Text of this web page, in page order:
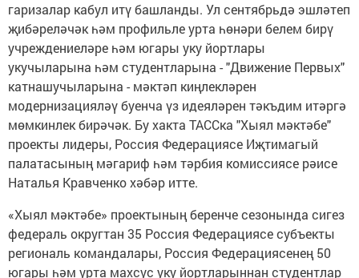
гаризалар кабул итү башланды. Ул сентябрьдә эшләтеп
җибәреләчәк һәм профильле урта һөнәри белем бирү
учреждениеләре һәм югары уку йортлары
укучыларына һәм студентларына - "Движение Первых"
катнашучыларына - мәктәп киңлекләрен
модернизацияләү буенча үз идеяләрен тәкъдим итәргә
мөмкинлек бирәчәк. Бу хакта ТАССка "Хыял мәктәбе"
проекты лидеры, Россия Федерациясе Иҗтимагый
палатасының мәгариф һәм тәрбия комиссиясе рәисе
Наталья Кравченко хәбәр итте.
«Хыял мәктәбе» проектының беренче сезонында сигез
федераль округтан 35 Россия Федерациясе субъекты
региональ командалары, Россия Федерациясенең 50
югары һәм урта махсус уку йортларыннан студентлар